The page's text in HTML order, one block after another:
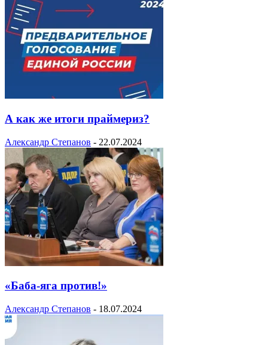
А как же итоги праймериз?
Александр Степанов - 22.07.2024
«Баба-яга против!»
Александр Степанов - 18.07.2024